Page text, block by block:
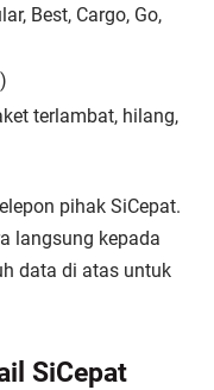
Best, Cargo, Go,
)
terlambat, hilang,
pihak SiCepat.
langsung kepada
data di atas untuk
SiCepat